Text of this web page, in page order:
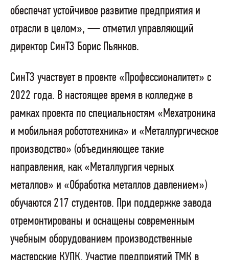
обеспечат устойчивое развитие предприятия и
отрасли в целом», — отметил управляющий
директор СинТЗ Борис Пьянков.
СинТЗ участвует в проекте «Профессионалитет» с
2022 года. В настоящее время в колледже в
рамках проекта по специальностям «Мехатроника
и мобильная робототехника» и «Металлургическое
производство» (объединяющее такие
направления, как «Металлургия черных
металлов» и «Обработка металлов давлением»)
обучаются 217 студентов. При поддержке завода
отремонтированы и оснащены современным
учебным оборудованием производственные
мастерские КУПК. Участие предприятий ТМК в